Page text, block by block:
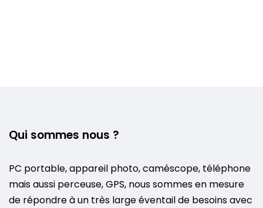
Qui sommes nous ?
PC portable, appareil photo, caméscope, téléphone
mais aussi perceuse, GPS, nous sommes en mesure
de répondre à un très large éventail de besoins avec